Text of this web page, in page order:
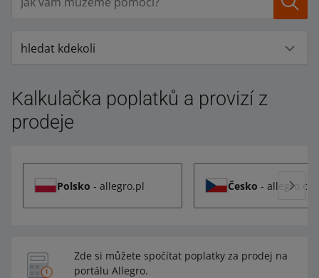
hledat kdekoli
Kalkulačka poplatků a provizí z
prodeje
Polsko - allegro.pl Česko - allegro.cz
Zde si můžete spočítat poplatky za prodej na
portálu Allegro.